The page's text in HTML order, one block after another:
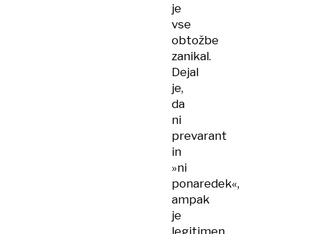
je
vse
obtožbe
zanikal.
Dejal
je,
da
ni
prevarant
in
»ni
ponaredek«,
ampak
je
legitimen